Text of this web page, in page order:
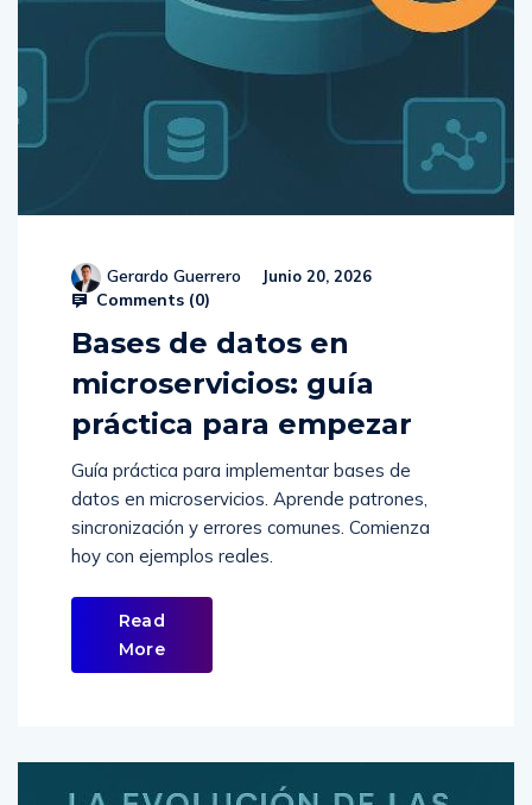
Gerardo Guerrero Junio 20, 2026
Comments (0)
Bases de datos en
microservicios: guía
práctica para empezar
Guía práctica para implementar bases de
datos en microservicios. Aprende patrones,
sincronización y errores comunes. Comienza
hoy con ejemplos reales.
Read
More